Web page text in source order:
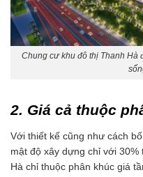
Chung cư khu đô thị Thanh Hà
2. Giá cả thuộc
Với thiết kế cũng như cách
mật độ xây dựng chỉ với
Hà chỉ thuộc phân khúc giá